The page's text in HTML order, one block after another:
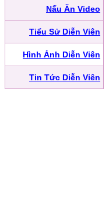
Nấu Ăn Video
Tiểu Sử Diễn Viên
Hình Ảnh Diễn Viên
Tin Tức Diễn Viên